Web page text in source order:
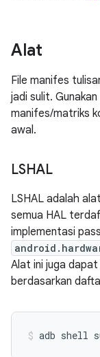
Alat
File manifes
jadi sulit.
manifes/matriks
awal.
LSHAL
LSHAL adalah
semua HAL
implementasi
Alat ini juga
berdasarkan